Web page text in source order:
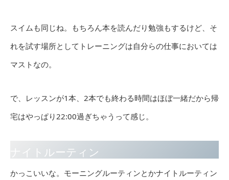
スイムも同じね。もちろん本を読んだり勉強もするけど、そ
れを試す場所としてトレーニングは自分らの仕事においては
マストなの。
で、レッスンが1本、2本でも終わる時間はほぼ一緒だから帰
宅はやっぱり22:00過ぎちゃうって感じ。
ナイトルーティン
かっこいいな。モーニングルーティンとかナイトルーティン